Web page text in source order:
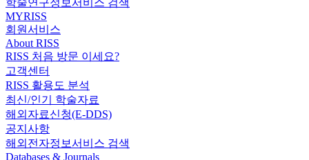
MYRISS
회원서비스
About RISS
RISS 처음 방문 이세요?
고객센터
RISS 활용도 분석
최신/인기 학술자료
해외자료신청(E-DDS)
공지사항
해외전자정보서비스 검색
Databases & Journals